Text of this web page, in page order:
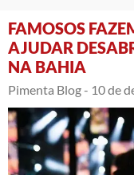
FAMOSOS
AJUDAR
NA BAHIA
Pimenta Blog - 10 de